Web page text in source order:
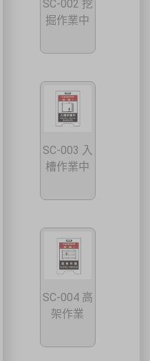
SC-002 挖
掘作業中
SC-003 入
槽作業中
SC-004 高
架作業